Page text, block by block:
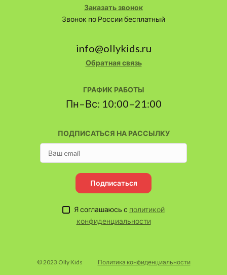
ПОДПИСАТЬСЯ НА РАССЫЛКУ
Подписаться
Я соглашаюсь с политикой
конфиденциальности
Заказать звонок
Звонок по России бесплатный
info@ollykids.ru
Обратная связь
ГРАФИК РАБОТЫ
Пн–Вс: 10:00–21:00
© 2023 Olly Kids Политика конфиденциальности